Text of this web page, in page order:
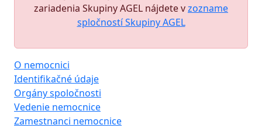
zariadenia Skupiny AGEL nájdete vzozname
spločností Skupiny AGEL
O nemocnici
Identifikačné údaje
Orgány spoločnosti
Vedenie nemocnice
Zamestnanci nemocnice